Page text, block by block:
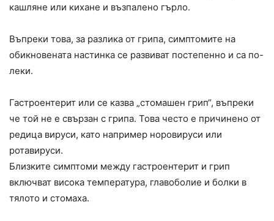
кашляне или кихане и възпалено гърло.
Въпреки това, за разлика от грипа, симптомите на
обикновената настинка се развиват постепенно и са по-
леки.
Гастроентерит или се казва „стомашен грип“, въпреки
че той не е свързан с грипа. Това често е причинено от
редица вируси, като например норовируси или
ротавируси.
Близките симптоми между гастроентерит и грип
включват висока температура, главоболие и болки в
тялото и стомаха.